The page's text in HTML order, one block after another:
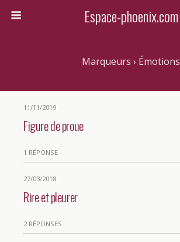
Espace-phoenix.com
Marqueurs › Émotions
11/11/2019
Figure de proue
1 RÉPONSE
27/03/2018
Rire et pleurer
2 RÉPONSES